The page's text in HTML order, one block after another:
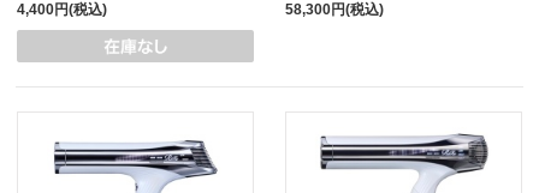
4,400円(税込)
58,300円(税込)